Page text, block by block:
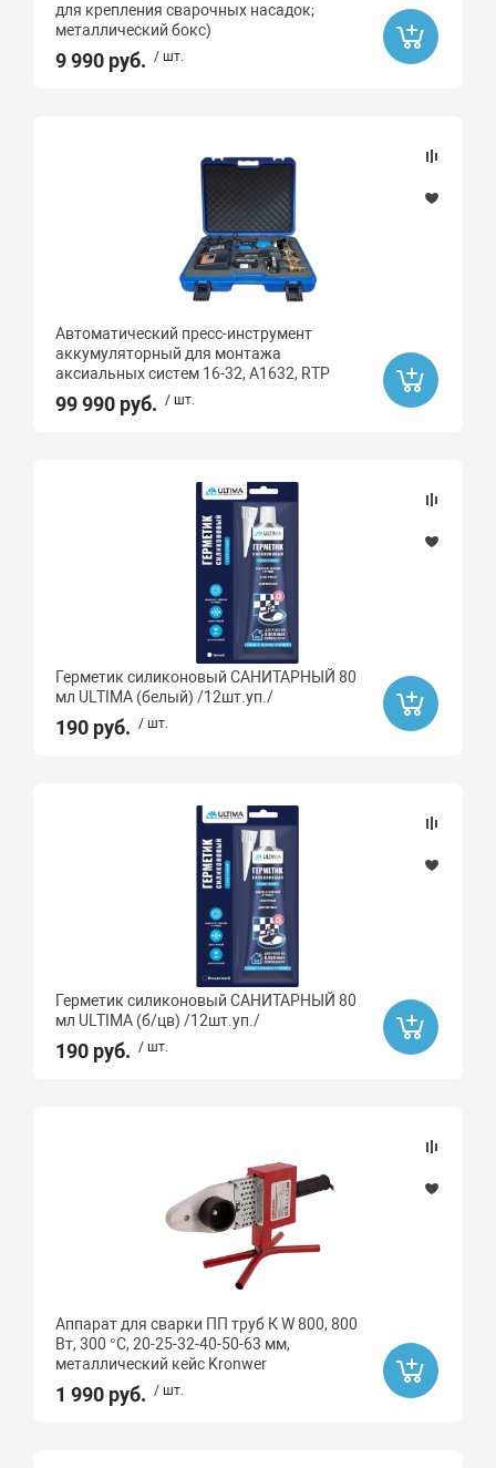
для крепления сварочных насадок;
металлический бокс)
9 990 руб. / шт.
Автоматический пресс-инструмент
аккумуляторный для монтажа
аксиальных систем 16-32, А1632, RTP
99 990 руб. / шт.
Герметик силиконовый САНИТАРНЫЙ 80
мл ULTIMA (белый) /12шт.уп./
190 руб. / шт.
Герметик силиконовый САНИТАРНЫЙ 80
мл ULTIMA (б/цв) /12шт.уп./
190 руб. / шт.
Аппарат для сварки ПП труб К W 800, 800
Вт, 300 °C, 20-25-32-40-50-63 мм,
металлический кейс Kronwer
1 990 руб. / шт.